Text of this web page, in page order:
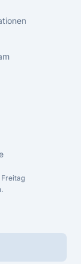
Freitag